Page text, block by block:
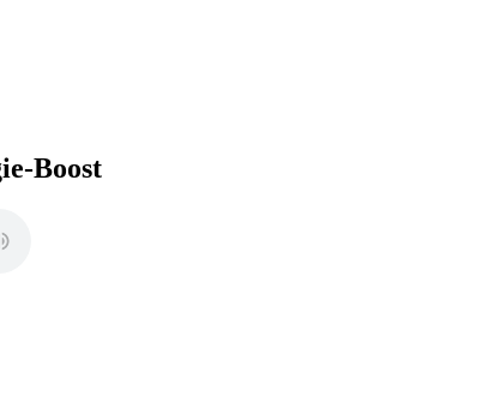
Boost